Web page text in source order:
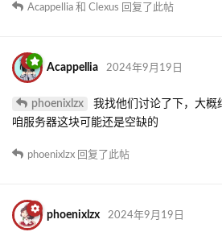
Acappellia 和 Clexus 回复了此帖
Acappellia 2024年9月19日
phoenixlzx
我找他们讨论了下，大概
咱服务器这块可能还是空缺的
phoenixlzx 回复了此帖
phoenixlzx 2024年9月19日